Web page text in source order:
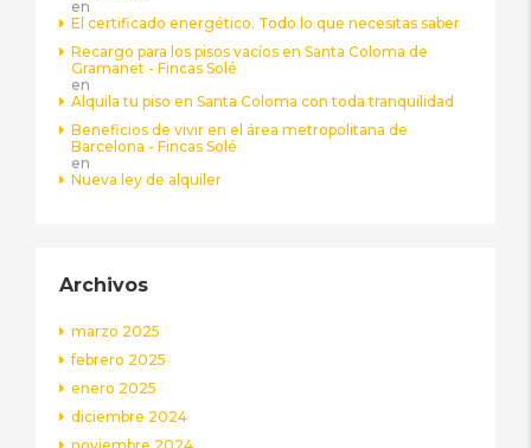
en
El certificado energético. Todo lo que necesitas saber
Recargo para los pisos vacíos en Santa Coloma de
Gramanet - Fincas Solé
en
Alquila tu piso en Santa Coloma con toda tranquilidad
Beneficios de vivir en el área metropolitana de
Barcelona - Fincas Solé
en
Nueva ley de alquiler
Archivos
marzo 2025
febrero 2025
enero 2025
diciembre 2024